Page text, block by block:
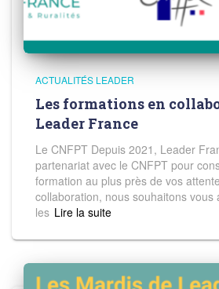
ACTUALITÉS LEADER
Les formations en
Leader France
Le CNFPT Depuis 2021, Leader
partenariat avec le CNFPT pour
formation au plus près de vos
collaboration, nous souhaitons vous
les Read more